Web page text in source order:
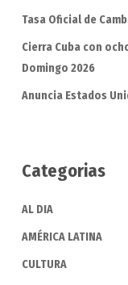
Tasa Oficial de
Cierra Cuba con
Domingo 2026
Anuncia Estados
Categorias
AL DIA
AMÉRICA LATINA
CULTURA